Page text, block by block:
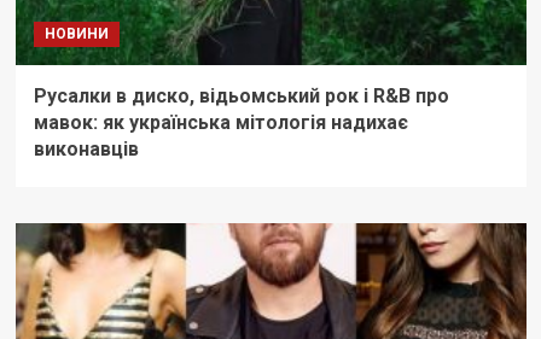
НОВИНИ
Русалки в диско, відьомський рок і R&B про
мавок: як українська мітологія надихає
виконавців